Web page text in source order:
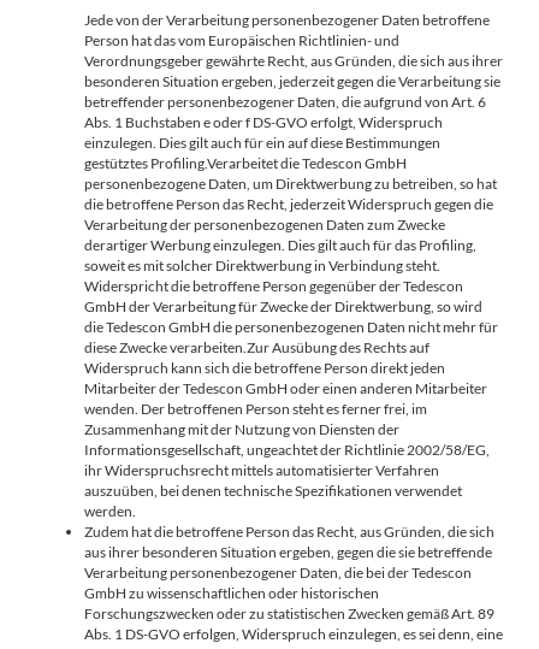
Jede von der Verarbeitung personenbezogener Daten betroffene
Person hat das vom Europäischen Richtlinien- und
Verordnungsgeber gewährte Recht, aus Gründen, die sich aus ihrer
besonderen Situation ergeben, jederzeit gegen die Verarbeitung sie
betreffender personenbezogener Daten, die aufgrund von Art. 6
Abs. 1 Buchstaben e oder f DS-GVO erfolgt, Widerspruch
einzulegen. Dies gilt auch für ein auf diese Bestimmungen
gestütztes Profiling.Verarbeitet die Tedescon GmbH
personenbezogene Daten, um Direktwerbung zu betreiben, so hat
die betroffene Person das Recht, jederzeit Widerspruch gegen die
Verarbeitung der personenbezogenen Daten zum Zwecke
derartiger Werbung einzulegen. Dies gilt auch für das Profiling,
soweit es mit solcher Direktwerbung in Verbindung steht.
Widerspricht die betroffene Person gegenüber der Tedescon
GmbH der Verarbeitung für Zwecke der Direktwerbung, so wird
die Tedescon GmbH die personenbezogenen Daten nicht mehr für
diese Zwecke verarbeiten.Zur Ausübung des Rechts auf
Widerspruch kann sich die betroffene Person direkt jeden
Mitarbeiter der Tedescon GmbH oder einen anderen Mitarbeiter
wenden. Der betroffenen Person steht es ferner frei, im
Zusammenhang mit der Nutzung von Diensten der
Informationsgesellschaft, ungeachtet der Richtlinie 2002/58/EG,
ihr Widerspruchsrecht mittels automatisierter Verfahren
auszuüben, bei denen technische Spezifikationen verwendet
werden.
Zudem hat die betroffene Person das Recht, aus Gründen, die sich
aus ihrer besonderen Situation ergeben, gegen die sie betreffende
Verarbeitung personenbezogener Daten, die bei der Tedescon
GmbH zu wissenschaftlichen oder historischen
Forschungszwecken oder zu statistischen Zwecken gemäß Art. 89
Abs. 1 DS-GVO erfolgen, Widerspruch einzulegen, es sei denn, eine